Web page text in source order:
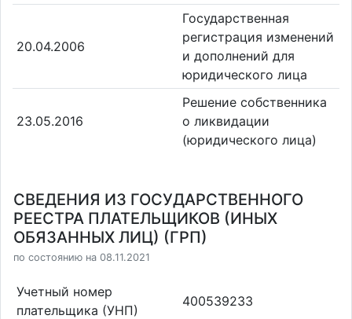
20.04.2006
Государственная
регистрация изменений
и дополнений для
юридического лица
23.05.2016
Решение собственника
о ликвидации
(юридического лица)
СВЕДЕНИЯ ИЗ ГОСУДАРСТВЕННОГО
РЕЕСТРА ПЛАТЕЛЬЩИКОВ (ИНЫХ
ОБЯЗАННЫХ ЛИЦ) (ГРП)
по состоянию на 08.11.2021
Учетный номер
плательщика (УНП)
400539233